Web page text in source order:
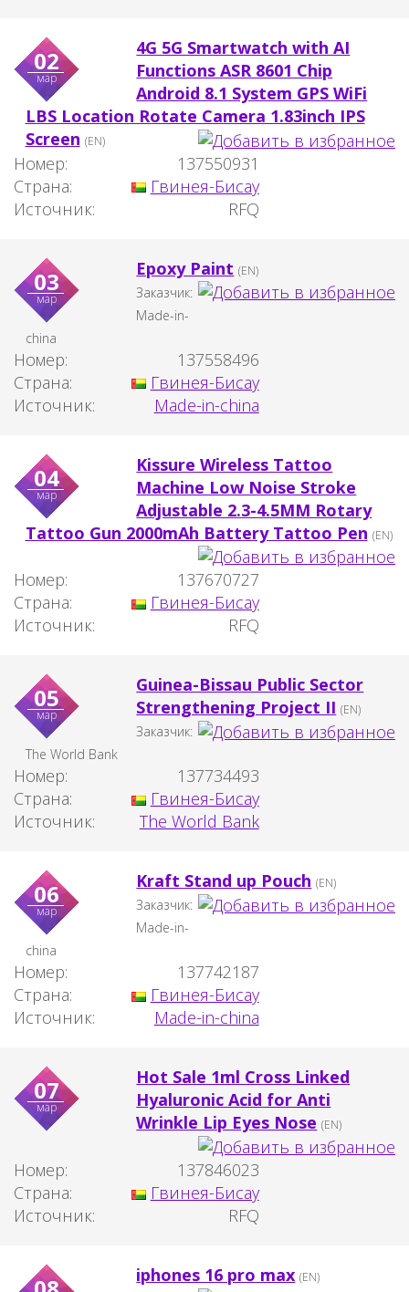
02
мар
4G 5G Smartwatch with AI
Functions ASR 8601 Chip
Android 8.1 System GPS WiFi
LBS Location Rotate Camera 1.83inch IPS
Screen (EN)
Номер:
137550931
Страна:
Гвинея-Бисау
Источник:
RFQ
03
мар
Epoxy Paint (EN)
Заказчик:
Made-in-
china
Номер:
137558496
Страна:
Гвинея-Бисау
Источник:
Made-in-china
04
мар
Kissure Wireless Tattoo
Machine Low Noise Stroke
Adjustable 2.3-4.5MM Rotary
Tattoo Gun 2000mAh Battery Tattoo Pen (EN)
Номер:
137670727
Страна:
Гвинея-Бисау
Источник:
RFQ
05
мар
Guinea-Bissau Public Sector
Strengthening Project II (EN)
Заказчик:
The World Bank
Номер:
137734493
Страна:
Гвинея-Бисау
Источник:
The World Bank
06
мар
Kraft Stand up Pouch (EN)
Заказчик:
Made-in-
china
Номер:
137742187
Страна:
Гвинея-Бисау
Источник:
Made-in-china
07
мар
Hot Sale 1ml Cross Linked
Hyaluronic Acid for Anti
Wrinkle Lip Eyes Nose (EN)
Номер:
137846023
Страна:
Гвинея-Бисау
Источник:
RFQ
iphones 16 pro max (EN)